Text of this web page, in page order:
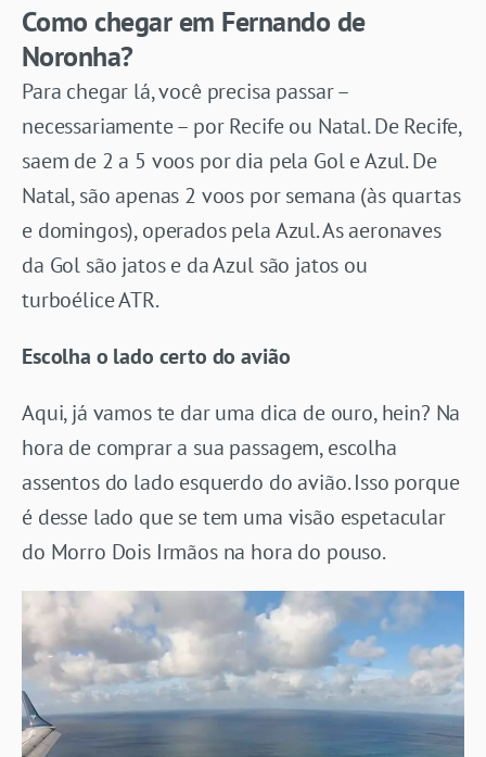
Como chegar em Fernando de
Noronha?
Para chegar lá, você precisa passar –
necessariamente – por Recife ou Natal. De Recife,
saem de 2 a 5 voos por dia pela Gol e Azul. De
Natal, são apenas 2 voos por semana (às quartas
e domingos), operados pela Azul. As aeronaves
da Gol são jatos e da Azul são jatos ou
turboélice ATR.
Escolha o lado certo do avião
Aqui, já vamos te dar uma dica de ouro, hein? Na
hora de comprar a sua passagem, escolha
assentos do lado esquerdo do avião. Isso porque
é desse lado que se tem uma visão espetacular
do Morro Dois Irmãos na hora do pouso.